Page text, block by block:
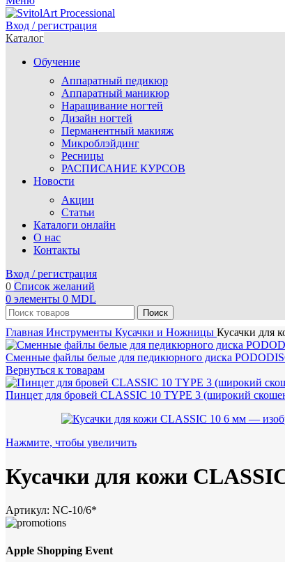
Вход / регистрация
Каталог
Обучение
Аппаратный педикюр
Аппаратный маникюр
Наращивание ногтей
Дизайн ногтей
Перманентный макияж
Микроблэйдинг
Ресницы
РАСПИСАНИЕ КУРСОВ
Новости
Акции
Статьи
Каталоги онлайн
О нас
Контакты
Вход / регистрация
0 Список желаний
0 элементы 0 MDL
Поиск
Главная Инструменты Кусачки и Ножницы Кусачки для
Сменные файлы белые для педикюрного диска
Вернуться к товарам
Пинцет для бровей CLASSIC 10 TYPE 3 (широкий
Нажмите, чтобы увеличить
Кусачки для кожи
Артикул: NC-10/6*
Apple Shopping Event